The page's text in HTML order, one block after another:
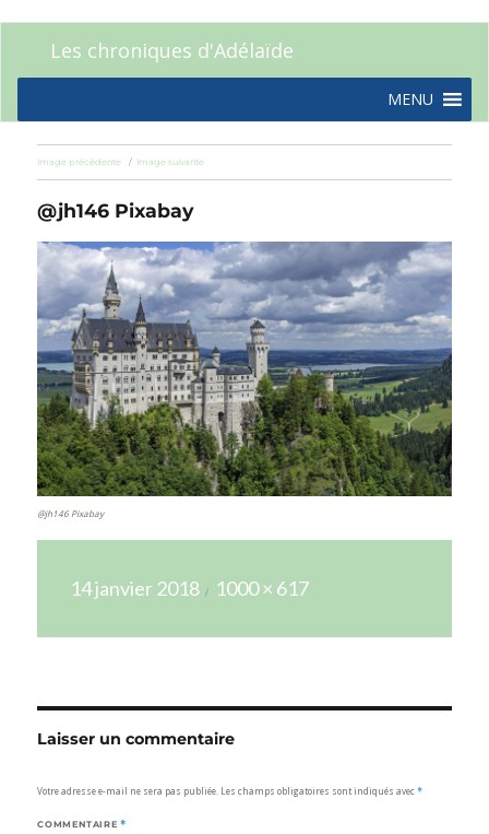
Les chroniques d'Adélaïde
MENU
Image précédente Image suivante
@jh146 Pixabay
@jh146 Pixabay
14 janvier 2018
réelle
1000 × 617
Laisser un commentaire
Votre adresse e-mail ne sera pas publiée. Les champs obligatoires sont indiqués avec*
COMMENTAIRE *